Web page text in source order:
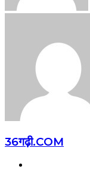
36गढ़ी.COM